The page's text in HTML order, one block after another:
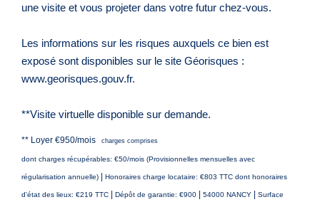
une visite et vous projeter dans votre futur chez-vous.
Les informations sur les risques auxquels ce bien est
exposé sont disponibles sur le site Géorisques :
www.georisques.gouv.fr.
**Visite virtuelle disponible sur demande.
** Loyer €950/mois charges comprises
dont charges récupérables: €50/mois (Provisionnelles mensuelles avec
régularisation annuelle) | Honoraires charge locataire: €803 TTC dont honoraires
d'état des lieux: €219 TTC | Dépôt de garantie: €900 | 54000 NANCY | Surface